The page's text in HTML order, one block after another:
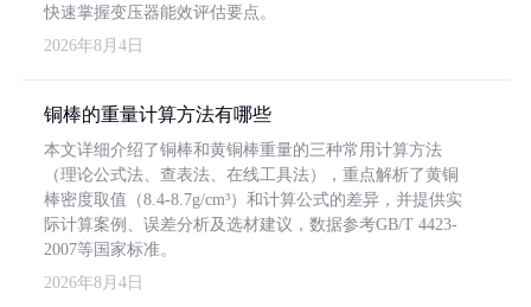
快速掌握变压器能效评估要点。
2026年8月4日
铜棒的重量计算方法有哪些
本文详细介绍了铜棒和黄铜棒重量的三种常用计算方法
（理论公式法、查表法、在线工具法），重点解析了黄铜
棒密度取值（8.4-8.7g/cm³）和计算公式的差异，并提供实
际计算案例、误差分析及选材建议，数据参考GB/T 4423-
2007等国家标准。
2026年8月4日